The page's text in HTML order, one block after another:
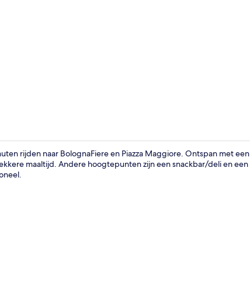
rijden naar BolognaFiere en Piazza Maggiore. Ontspan met een
maaltijd. Andere hoogtepunten zijn een snackbar/deli en een